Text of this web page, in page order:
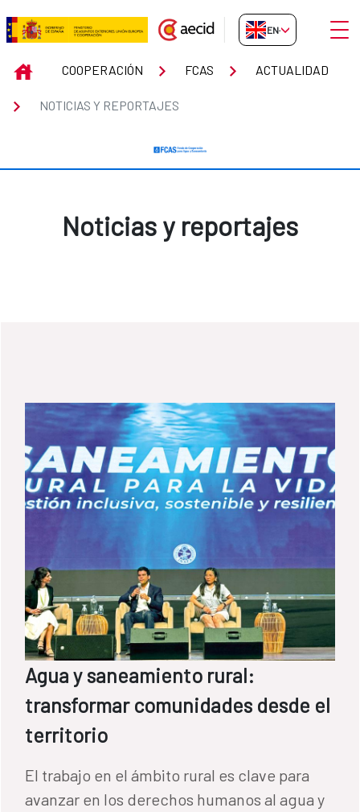
Skip to Main Content
Noticias y reportajes
EN-GB
INICIOCOOPERACIÓN FCAS ACTUALIDAD
NOTICIAS Y REPORTAJES
Noticias y reportajes
Agua y saneamiento rural:
transformar comunidades desde el
territorio
El trabajo en el ámbito rural es clave para
avanzar en los derechos humanos al agua y